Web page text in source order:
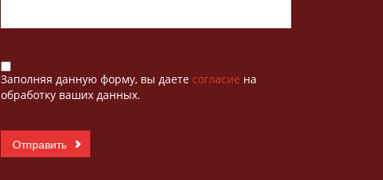
Заполняя данную форму, вы даете согласие на
обработку ваших данных.